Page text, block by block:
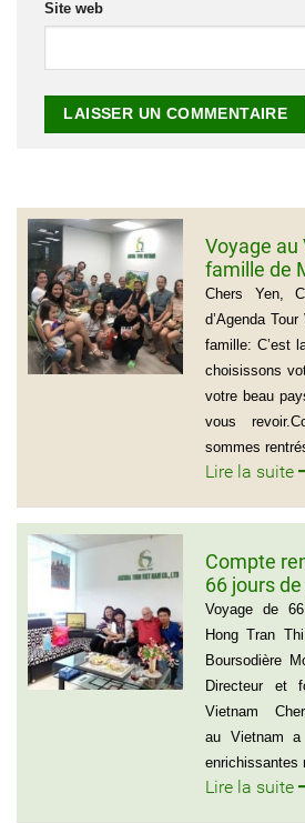
Site web
Voyage au
famille de
GROGNET
Chers Yen,
d’Agenda
famille: C’est
choisissons
votre beau
vous
sommes
Lire la suite
Compte
66 jours
Hong Tran
Guy de la
Voyage de
Hong Tran
Boursodière
Directeur et
Vietnam
au Vietnam
enrichissantes
Lire la suite